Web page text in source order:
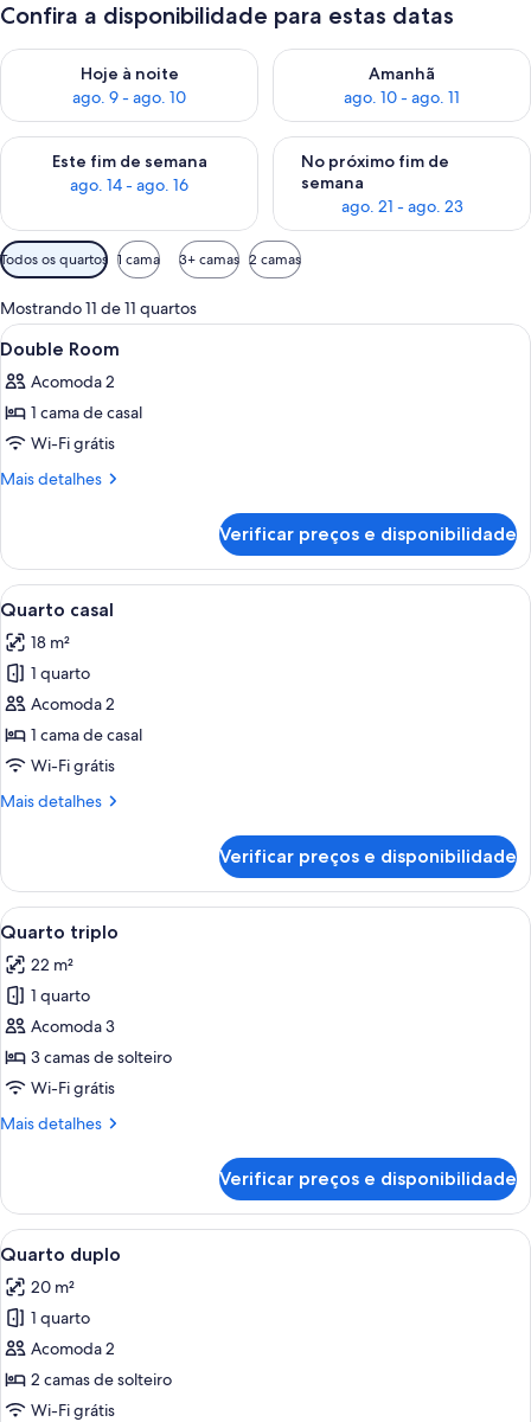
Confira a disponibilidade para estas datas
Hoje à noite
ago. 9 - ago. 10
Verifica a disponibilidade para esta noite, ago. 9 - ago. 10
Amanhã
ago. 10 - ago. 11
Verifica a disponibilidade
Este fim de semana
ago. 14 - ago. 16
Verifica a disponibilidade para este fim de semana, ago. 14 -
No próximo fim de
semana
ago. 21 - ago. 23
Verifica a disponibilidade
Filtros
disponíveis
para
os
quartos
Todos os quartos 1 cama 3+ camas 2 camas
Mostrando 11 de 11 quartos
Carrega
todas
as
fotos
de
Double
Quarto de hotel com cama,
17
Double Room
Acomoda 2
1 cama de casal
Wi-Fi grátis
Mais detalhes
Mais
Room
Verificar preços e disponibilidade
Carrega
todas
as
fotos
de
Quarto
casal
Um número 2 decorativo feito de
15
Quarto casal
18 m²
1 quarto
Acomoda 2
1 cama de casal
Wi-Fi grátis
Mais detalhes
Mais
casal
Verificar preços e disponibilidade
Carrega
todas
as
fotos
de
Quarto
triplo
Quarto de hotel com duas camas,
9
Quarto triplo
22 m²
1 quarto
Acomoda 3
3 camas de solteiro
Wi-Fi grátis
Mais detalhes
Mais
triplo
Verificar preços e disponibilidade
Carrega
todas
as
fotos
de
Quarto
duplo
Quarto de hotel com duas camas de
5
Quarto duplo
20 m²
1 quarto
Acomoda 2
2 camas de solteiro
Wi-Fi grátis